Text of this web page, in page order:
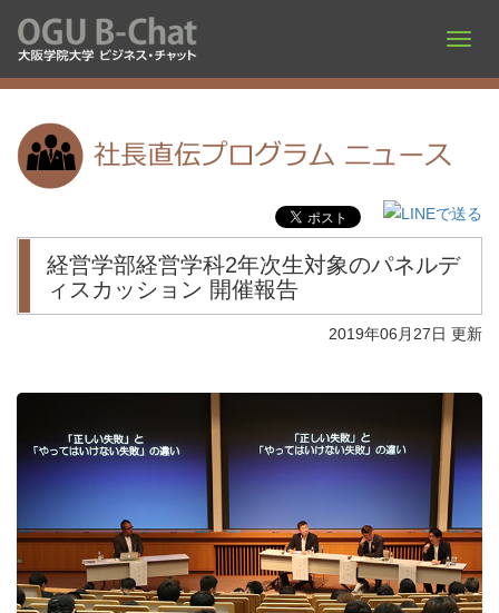
経営学部経営学科2年次生対象のパネルデ
ィスカッション 開催報告
2019年06月27日 更新